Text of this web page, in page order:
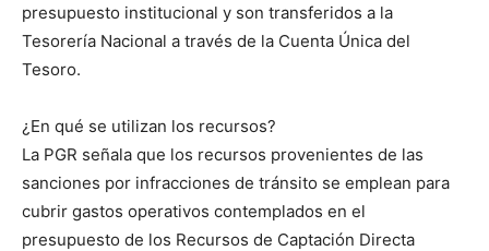
presupuesto institucional y son transferidos a la
Tesorería Nacional a través de la Cuenta Única del
Tesoro.
¿En qué se utilizan los recursos?
La PGR señala que los recursos provenientes de las
sanciones por infracciones de tránsito se emplean para
cubrir gastos operativos contemplados en el
presupuesto de los Recursos de Captación Directa